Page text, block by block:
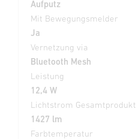
Aufputz
Mit Bewegungsmelder
Ja
Vernetzung via
Bluetooth Mesh
Leistung
12,4 W
Lichtstrom Gesamtprodukt
1427 lm
Farbtemperatur